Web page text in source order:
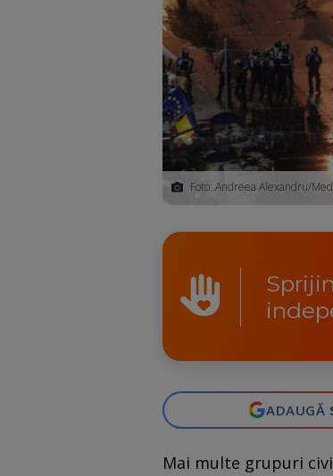
Foto: Andreea Alexandru/
ADAUGĂ
Mai multe grupuri